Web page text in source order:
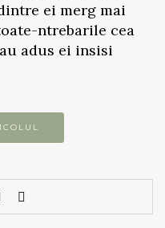
ei merg mai
ntrebarile cea
adus ei insisi